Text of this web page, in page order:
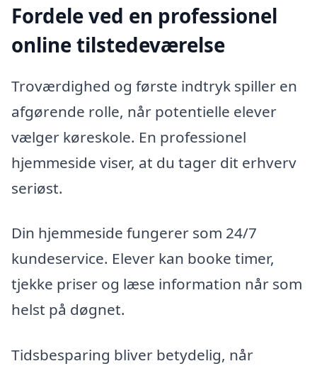
Fordele ved en professionel
online tilstedeværelse
Troværdighed og første indtryk spiller en
afgørende rolle, når potentielle elever
vælger køreskole. En professionel
hjemmeside viser, at du tager dit erhverv
seriøst.
Din hjemmeside fungerer som 24/7
kundeservice. Elever kan booke timer,
tjekke priser og læse information når som
helst på døgnet.
Tidsbesparing bliver betydelig, når